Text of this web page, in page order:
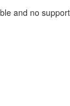
and no